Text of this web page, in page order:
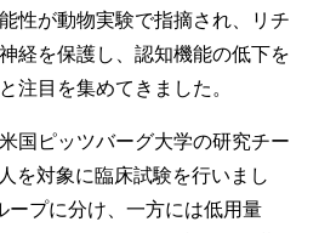
性が動物実験で指摘され、リチ
経を保護し、認知機能の低下を
注目を集めてきました。
国ピッツバーグ大学の研究チー
を対象に臨床試験を行いまし
ープに分け、一方には低用量